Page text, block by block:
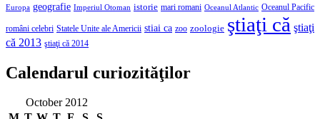
Europa geografie Imperiul Otoman istorie mari romani Oceanul Atlantic Oceanul Pacific
români celebri Statele Unite ale Americii stiai ca zoo zoologie ştiaţi că ştiaţi
că 2013 ştiaţi că 2014
Calendarul curiozităţilor
October 2012